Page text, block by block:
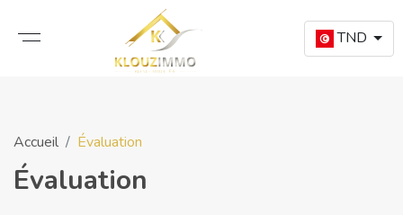
TND
Accueil Évaluation
Évaluation